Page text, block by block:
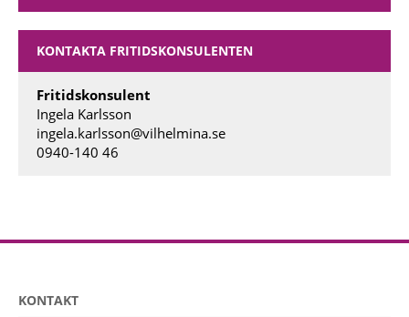
KONTAKTA FRITIDSKONSULENTEN
Fritidskonsulent
Ingela Karlsson
ingela.karlsson@vilhelmina.se
0940-140 46
KONTAKT